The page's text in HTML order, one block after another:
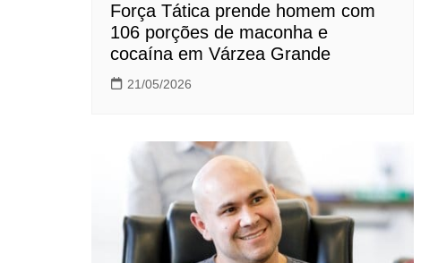
Força Tática prende homem com
106 porções de maconha e
cocaína em Várzea Grande
21/05/2026